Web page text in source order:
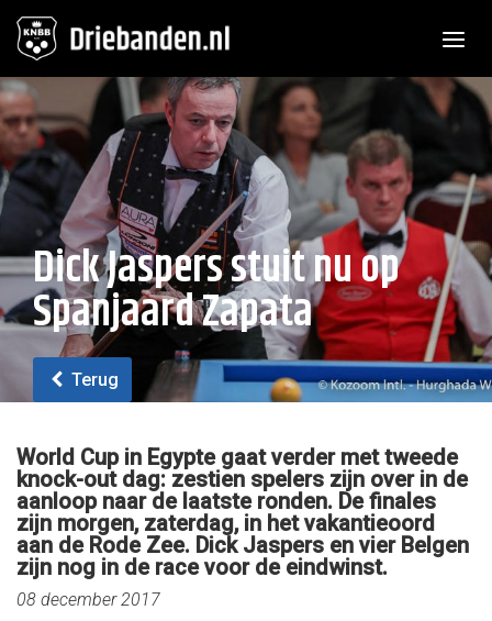
Dick Jaspers stuit nu op
Spanjaard Zapata
Terug
World Cup in Egypte gaat verder met tweede
knock-out dag: zestien spelers zijn over in de
aanloop naar de laatste ronden. De finales
zijn morgen, zaterdag, in het vakantieoord
aan de Rode Zee. Dick Jaspers en vier Belgen
zijn nog in de race voor de eindwinst.
08 december 2017